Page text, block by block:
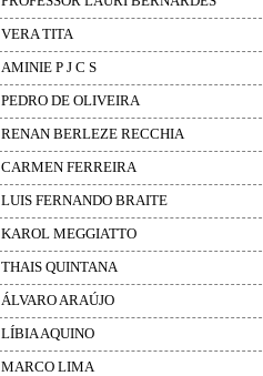
VERA TITA
AMINIE P J C S
PEDRO DE OLIVEIRA
RENAN BERLEZE RECCHIA
CARMEN FERREIRA
LUIS FERNANDO BRAITE
KAROL MEGGIATTO
THAIS QUINTANA
ÁLVARO ARAÚJO
LÍBIA AQUINO
MARCO LIMA